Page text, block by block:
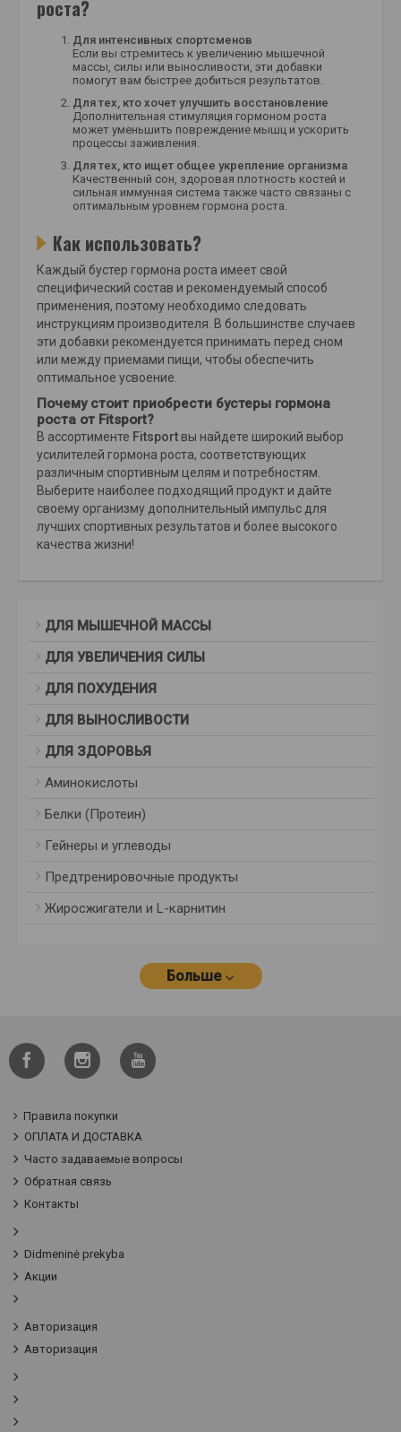
роста?
Для интенсивных спортсменов
Если вы стремитесь к увеличению мышечной
массы, силы или выносливости, эти добавки
помогут вам быстрее добиться результатов.
Для тех, кто хочет улучшить восстановление
Дополнительная стимуляция гормоном роста
может уменьшить повреждение мышц и ускорить
процессы заживления.
Для тех, кто ищет общее укрепление организма
Качественный сон, здоровая плотность костей и
сильная иммунная система также часто связаны с
оптимальным уровнем гормона роста.
Как использовать?
Каждый бустер гормона роста имеет свой
специфический состав и рекомендуемый способ
применения, поэтому необходимо следовать
инструкциям производителя. В большинстве случаев
эти добавки рекомендуется принимать перед сном
или между приемами пищи, чтобы обеспечить
оптимальное усвоение.
Почему стоит приобрести бустеры гормона
роста от Fitsport?
В ассортименте Fitsport вы найдете широкий выбор
усилителей гормона роста, соответствующих
различным спортивным целям и потребностям.
Выберите наиболее подходящий продукт и дайте
своему организму дополнительный импульс для
лучших спортивных результатов и более высокого
качества жизни!
ДЛЯ МЫШЕЧНОЙ МАССЫ
ДЛЯ УВЕЛИЧЕНИЯ СИЛЫ
ДЛЯ ПОХУДЕНИЯ
ДЛЯ ВЫНОСЛИВОСТИ
ДЛЯ ЗДОРОВЬЯ
Аминокислоты
Белки (Протеин)
Гейнеры и углеводы
Предтренировочные продукты
Жиросжигатели и L-карнитин
Больше
Правила покупки
ОПЛАТА И ДОСТАВКА
Часто задаваемые вопросы
Обратная связь
Контакты
Didmeninė prekyba
Акции
Авторизация
Авторизация